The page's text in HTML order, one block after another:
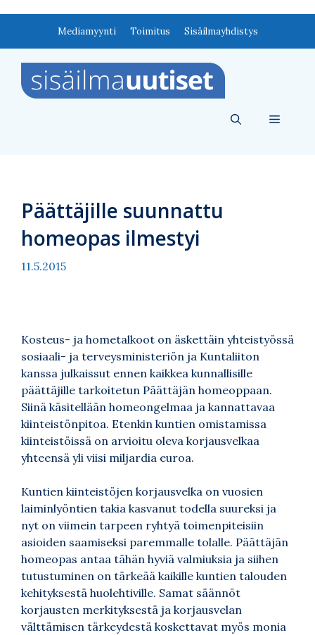
Mediamyynti Toimitus Sisäilmayhdistys
Valikko
Päättäjille suunnattu
homeopas ilmestyi
11.5.2015
Kosteus- ja hometalkoot on äskettäin yhteistyössä
sosiaali- ja terveysministeriön ja Kuntaliiton
kanssa julkaissut ennen kaikkea kunnallisille
päättäjille tarkoitetun Päättäjän homeoppaan.
Siinä käsitellään homeongelmaa ja kannattavaa
kiinteistönpitoa. Etenkin kuntien omistamissa
kiinteistöissä on arvioitu oleva korjausvelkaa
yhteensä yli viisi miljardia euroa.
Kuntien kiinteistöjen korjausvelka on vuosien
laiminlyöntien takia kasvanut todella suureksi ja
nyt on viimein tarpeen ryhtyä toimenpiteisiin
asioiden saamiseksi paremmalle tolalle. Päättäjän
homeopas antaa tähän hyviä valmiuksia ja siihen
tutustuminen on tärkeää kaikille kuntien talouden
kehityksestä huolehtiville. Samat säännöt
korjausten merkityksestä ja korjausvelan
välttämisen tärkeydestä koskettavat myös monia